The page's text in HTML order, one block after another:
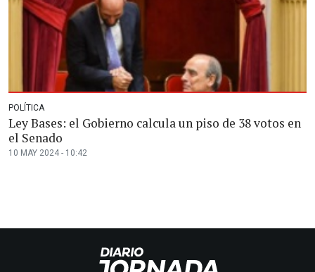
POLÍTICA
Ley Bases: el Gobierno calcula un piso de 38 votos en
el Senado
10 MAY 2024 - 10:42